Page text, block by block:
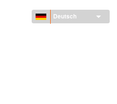
Deutsch